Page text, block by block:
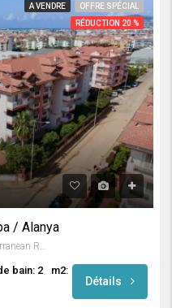
A VENDRE
OFFRE SPÉCIAL
RÉDUCTION 20 %
/ Alanya
Oba Mahallesi, Alanya, Antalya, Mediterranean Region, 07469, Turkey
bain: 2
m2:
Détails